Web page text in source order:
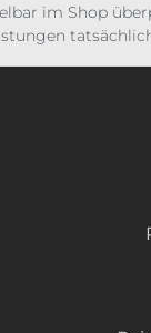
im Shop